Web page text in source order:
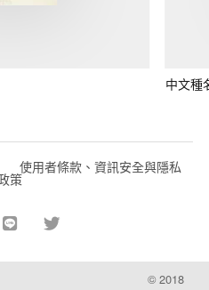
中文種
使用者條款、資訊安全與隱私
策
© 2018